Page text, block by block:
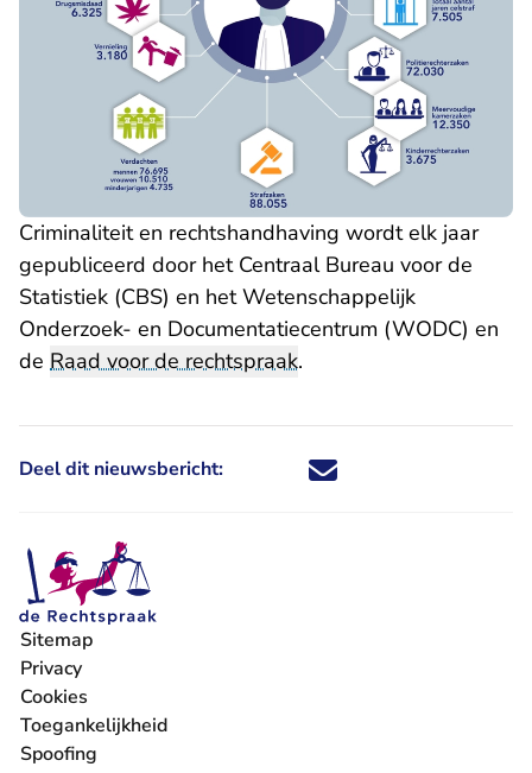
Criminaliteit en rechtshandhaving wordt elk jaar
gepubliceerd door het Centraal Bureau voor de
Statistiek (CBS) en het Wetenschappelijk
Onderzoek- en Documentatiecentrum (WODC) en
de Raad voor de rechtspraak.
Deel dit nieuwsbericht: Deel dit nieuwsbericht via X -
Deel dit nieuwsbericht via
Deel dit nieuwsbericht
Deel dit
Sitemap
Privacy
Cookies
Toegankelijkheid
Spoofing